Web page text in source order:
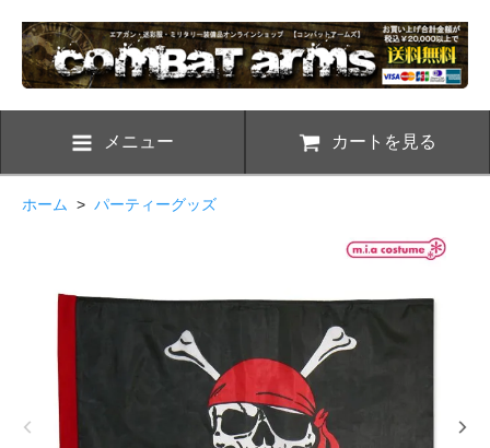
メニュー カートを見る
ホーム > パーティーグッズ